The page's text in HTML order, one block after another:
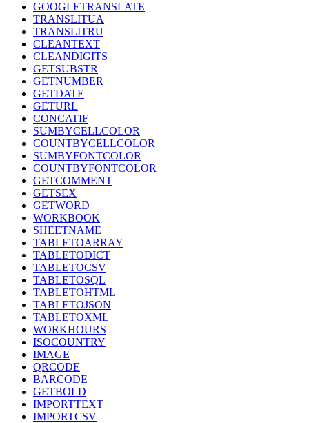
GOOGLETRANSLATE
TRANSLITUA
TRANSLITRU
CLEANTEXT
CLEANDIGITS
GETSUBSTR
GETNUMBER
GETDATE
GETURL
CONCATIF
SUMBYCELLCOLOR
COUNTBYCELLCOLOR
SUMBYFONTCOLOR
COUNTBYFONTCOLOR
GETCOMMENT
GETSEX
GETWORD
WORKBOOK
SHEETNAME
TABLETOARRAY
TABLETODICT
TABLETOCSV
TABLETOSQL
TABLETOHTML
TABLETOJSON
TABLETOXML
WORKHOURS
ISOCOUNTRY
IMAGE
QRCODE
BARCODE
GETBOLD
IMPORTTEXT
IMPORTCSV